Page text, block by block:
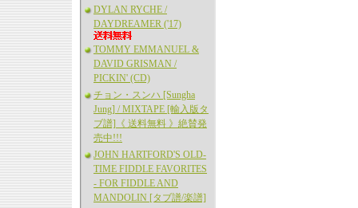
DYLAN RYCHE /
DAYDREAMER ('17)
TOMMY EMMANUEL &
DAVID GRISMAN /
PICKIN' (CD)
チョン・スンハ [Sungha
Jung] / MIXTAPE [輸入版タ
ブ譜]《 送料無料 》絶賛発
売中!!!
JOHN HARTFORD'S OLD-
TIME FIDDLE FAVORITES
- FOR FIDDLE AND
MANDOLIN [タブ譜/楽譜]